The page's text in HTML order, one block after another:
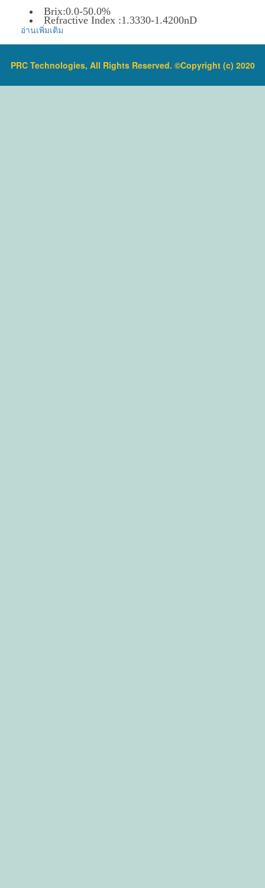
Assembling : Wall mounting
Dimensions
Brix:0.0-50.0%
Refractive Index :1.3330-1.4200nD
ข้อมูลเพิ่มเติม :
จัดส่งฟรี โดย Kerry Express หรือ EMS
รับประกันสินค้า 1-2 ปี
อ่านเพิ่มเติม
PRC Technologies, All Rights Reserved. ©Copyright (c) 2020